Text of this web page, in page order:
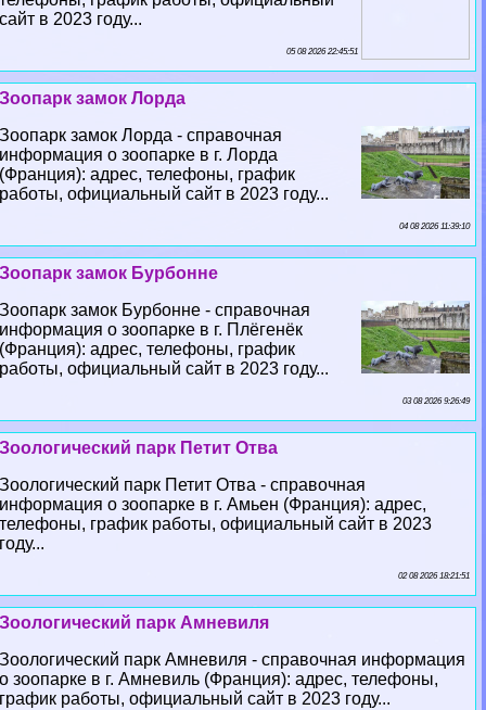
сайт в 2023 году...
05 08 2026 22:45:51
Зоопарк замок Лорда
Зоопарк замок Лорда - справочная
информация о зоопарке в г. Лорда
(Франция): адрес, телефоны, график
работы, официальный сайт в 2023 году...
04 08 2026 11:39:10
Зоопарк замок Бурбонне
Зоопарк замок Бурбонне - справочная
информация о зоопарке в г. Плёгенёк
(Франция): адрес, телефоны, график
работы, официальный сайт в 2023 году...
03 08 2026 9:26:49
Зоологический парк Петит Отва
Зоологический парк Петит Отва - справочная
информация о зоопарке в г. Амьен (Франция): адрес,
телефоны, график работы, официальный сайт в 2023
году...
02 08 2026 18:21:51
Зоологический парк Амневиля
Зоологический парк Амневиля - справочная информация
о зоопарке в г. Амневиль (Франция): адрес, телефоны,
график работы, официальный сайт в 2023 году...